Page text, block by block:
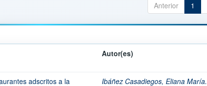
Anterior 1
Autor(es)
adscritos a la Ibáñez Casadiegos, Eliana María.